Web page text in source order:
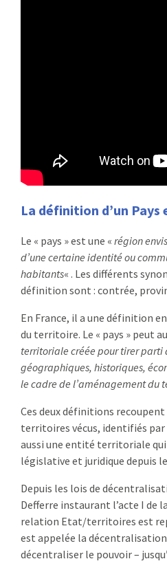
La définition d’un Pays
Le « pays » est une « région
d’une certaine identité ou
habitants« . Les différents
définition sont : contrée,
En France, il a une définition
du territoire. Le « pays » peut
territoriale créée pour tirer parti
géographiques, historiques,
le cadre de l’aménagement du
Ces deux définitions
territoires vécus, identifiés
aussi une entité territoriale qui
législative et juridique depuis
Depuis les lois de
Defferre instaurant l’acte I de
relation Etat/territoires est
est appelée la
décentraliser le pouvoir –